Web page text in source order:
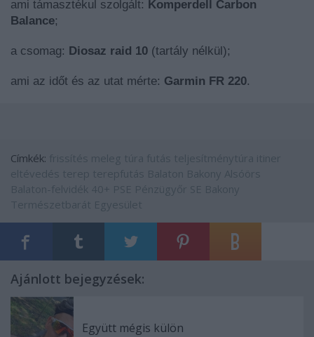
ami támasztékul szolgált: Komperdell Carbon
Balance;
a csomag: Diosaz raid 10 (tartály nélkül);
ami az időt és az utat mérte: Garmin FR 220.
Címkék: frissítés meleg túra futás teljesítménytúra itiner
eltévedés terep terepfutás Balaton Bakony
Alsóörs
Balaton-felvidék 40+ PSE Pénzügyőr SE Bakony
Természetbarát Egyesület
Ajánlott bejegyzések:
Együtt mégis külön